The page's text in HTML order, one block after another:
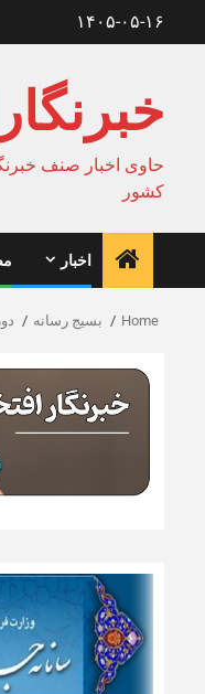
۱۴۰۵-۰۵-۱۶
حاوی اخبار صنف
کشور
اخبار
Home بسیج رسانه